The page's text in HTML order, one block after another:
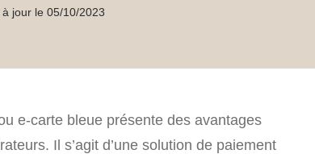
jour le 05/10/2023
e-carte bleue présente des avantages
Il s’agit d’une solution de paiement